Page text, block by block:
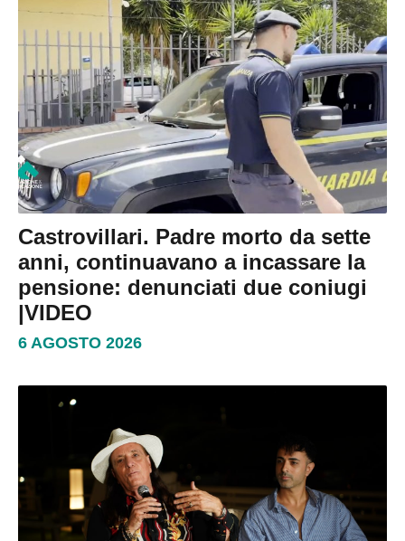
Castrovillari. Padre morto da sette
anni, continuavano a incassare la
pensione: denunciati due coniugi
|VIDEO
6 AGOSTO 2026